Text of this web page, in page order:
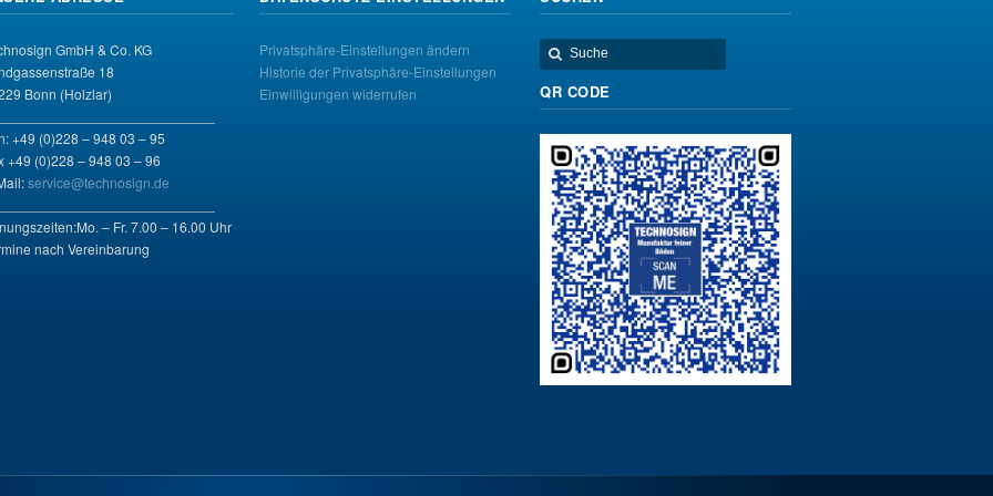
GmbH & Co. KG
18
Bonn (Holzlar)
+49 (0)228 – 948 03 – 95
+49 (0)228 – 948 03 – 96
service@technosign.de
– Fr. 7.00 – 16.00 Uhr
nach Vereinbarung
Privatsphäre-Einstellungen ändern
Historie der Privatsphäre-Einstellungen
Einwilligungen widerrufen
QR CODE